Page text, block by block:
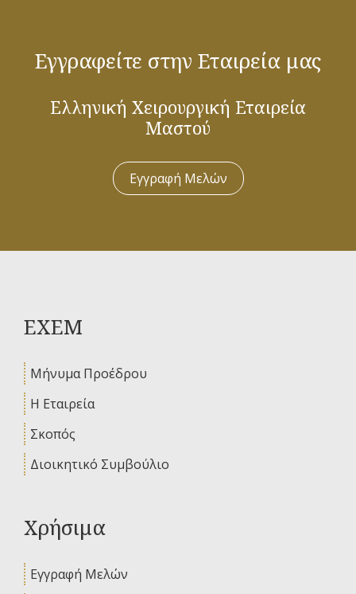
Εγγραφείτε στην Εταιρεία μας
Ελληνική Χειρουργική Εταιρεία
Μαστού
Εγγραφή Μελών
ΕΧΕΜ
Μήνυμα Προέδρου
Η Εταιρεία
Σκοπός
Διοικητικό Συμβούλιο
Χρήσιμα
Εγγραφή Μελών